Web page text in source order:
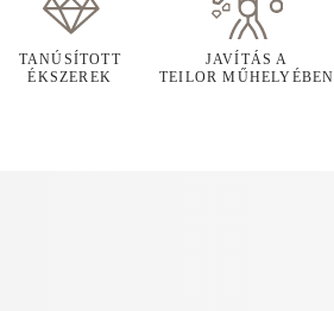
TANÚSÍTOTT
ÉKSZEREK
JAVÍTÁS A
TEILOR MŰHELYÉBEN